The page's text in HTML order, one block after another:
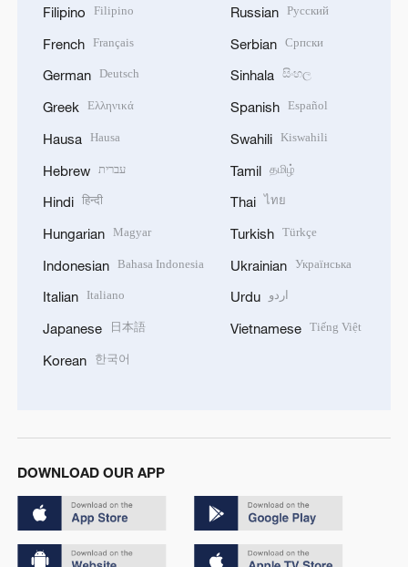
Filipino Filipino
French Français
German Deutsch
Greek Ελληνικά
Hausa Hausa
Hebrew עברית
Hindi हिन्दी
Hungarian Magyar
Indonesian Bahasa Indonesia
Italian Italiano
Japanese 日本語
Korean 한국어
Russian Русский
Serbian Српски
Sinhala සිංහල
Spanish Español
Swahili Kiswahili
Tamil தமிழ்
Thai ไทย
Turkish Türkçe
Ukrainian Українська
Urdu اردو
Vietnamese Tiếng Việt
DOWNLOAD OUR APP